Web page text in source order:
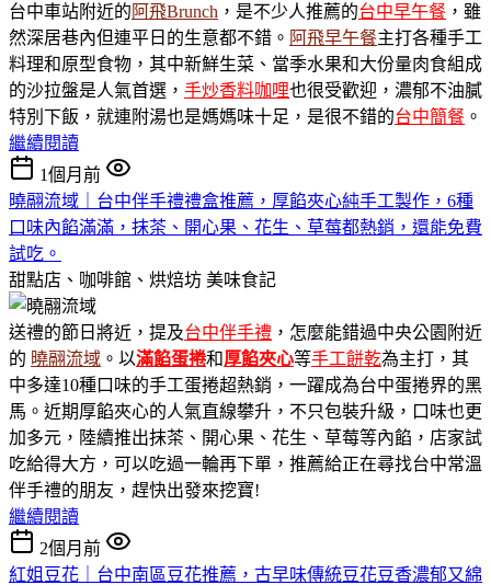
台中車站附近的 阿飛Brunch ，是不少人推薦的台中早午餐 ，雖
然深居巷內但連平日的生意都不錯。 阿飛早午餐主打各種手工
料理和原型食物，其中新鮮生菜、當季水果和大份量肉食組成
的沙拉盤是人氣首選， 手炒香料咖哩也很受歡迎，濃郁不油膩
特別下飯，就連附湯也是媽媽味十足，是很不錯的台中簡餐 。
繼續閱讀
1個月前
曉翮流域｜台中伴手禮禮盒推薦，厚餡夾心純手工製作，6種
口味內餡滿滿，抹茶、開心果、花生、草莓都熱銷，還能免費
試吃。
甜點店、咖啡館、烘焙坊 美味食記
送禮的節日將近，提及台中伴手禮 ，怎麼能錯過中央公園附近
的 曉翮流域 。以滿餡蛋捲和厚餡夾心等手工餅乾為主打，其
中多達10種口味的手工蛋捲超熱銷，一躍成為台中蛋捲界的黑
馬。近期厚餡夾心的人氣直線攀升，不只包裝升級，口味也更
加多元，陸續推出抹茶、開心果、花生、草莓等內餡，店家試
吃給得大方，可以吃過一輪再下單，推薦給正在尋找台中常溫
伴手禮的朋友，趕快出發來挖寶!
繼續閱讀
2個月前
紅姐豆花｜台中南區豆花推薦，古早味傳統豆花豆香濃郁又綿